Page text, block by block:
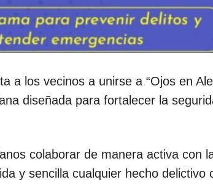
a los vecinos a unirse a “Ojos en
diseñada para fortalecer la
colaborar de manera activa con
y sencilla cualquier hecho delictivo